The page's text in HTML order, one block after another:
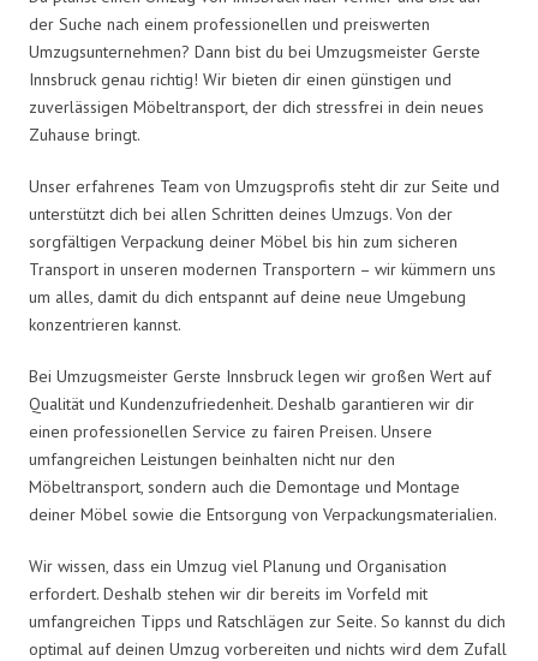
der Suche nach einem professionellen und preiswerten
Umzugsunternehmen? Dann bist du bei Umzugsmeister Gerste
Innsbruck genau richtig! Wir bieten dir einen günstigen und
zuverlässigen Möbeltransport, der dich stressfrei in dein neues
Zuhause bringt.
Unser erfahrenes Team von Umzugsprofis steht dir zur Seite und
unterstützt dich bei allen Schritten deines Umzugs. Von der
sorgfältigen Verpackung deiner Möbel bis hin zum sicheren
Transport in unseren modernen Transportern – wir kümmern uns
um alles, damit du dich entspannt auf deine neue Umgebung
konzentrieren kannst.
Bei Umzugsmeister Gerste Innsbruck legen wir großen Wert auf
Qualität und Kundenzufriedenheit. Deshalb garantieren wir dir
einen professionellen Service zu fairen Preisen. Unsere
umfangreichen Leistungen beinhalten nicht nur den
Möbeltransport, sondern auch die Demontage und Montage
deiner Möbel sowie die Entsorgung von Verpackungsmaterialien.
Wir wissen, dass ein Umzug viel Planung und Organisation
erfordert. Deshalb stehen wir dir bereits im Vorfeld mit
umfangreichen Tipps und Ratschlägen zur Seite. So kannst du dich
optimal auf deinen Umzug vorbereiten und nichts wird dem Zufall